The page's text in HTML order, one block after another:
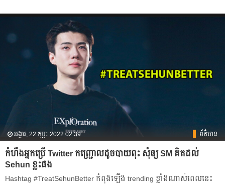
អង្គារ, 22 កុម្ភៈ 2022 02:39 ព័ត៌មាន
កំហឹងអ្នកប្រើ Twitter កញ្ជ្រោលដូចបាយពុះ សុំឲ្យ SM គិតដល់
Sehun ខ្លះផង
Hashtag #TreatSehunBetter កំពុងឡើង trending ខ្លាំង​ណាស់ពេលនេះ